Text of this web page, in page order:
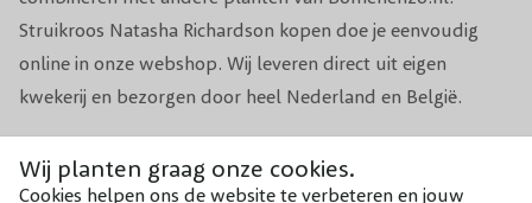
Wij planten graag onze cookies.
Cookies helpen ons de website te verbeteren en jouw
Struikroos Natasha Richardson kopen doe je eenvoudig
online in onze webshop. Wij leveren direct uit eigen
kwekerij en bezorgen door heel Nederland en België.
TIP: Combineer de Natasha Richardson met andere rozen,
zoalsklimrozenofrozen op stam .
Planttijd Jaarrond
Zeer aantrekkelijk voor Bijen en andere
insecten.
Aantal per m1 2-3